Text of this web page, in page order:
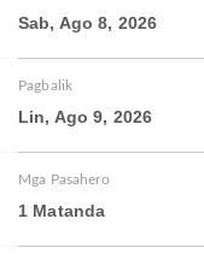
Sab, Ago 8, 2026
Pagbalik
Lin, Ago 9, 2026
Mga Pasahero
1 Matanda